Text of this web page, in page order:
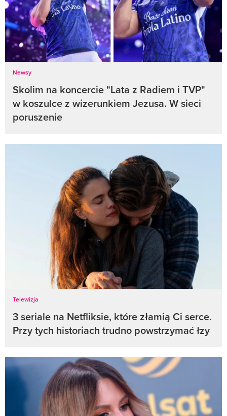
Newsy
Skolim na koncercie "Lata z Radiem i TVP"
w koszulce z wizerunkiem Jezusa. W sieci
poruszenie
Telewizja
3 seriale na Netfliksie, które złamią Ci serce.
Przy tych historiach trudno powstrzymać łzy